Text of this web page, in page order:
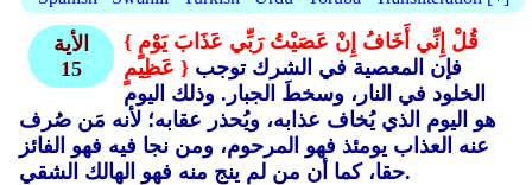
الأية
15
{ قُلْ إِنِّي أَخَافُ إِنْ عَصَيْتُ رَبِّي عَذَابَ يَوْمٍ
عَظِيمٍ }
الخلود في النار، وسخطَ الجبار. وذلك اليوم
هو اليوم الذي يُخاف عذابه، ويُحذر عقابه؛ لأنه مَن صُرف
عنه العذاب يومئذ فهو المرحوم، ومن نجا فيه فهو الفائز
حقا، كما أن من لم ينج منه فهو الهالك الشقي.